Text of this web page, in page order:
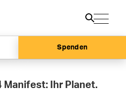
Spenden
Manifest: Ihr Planet.